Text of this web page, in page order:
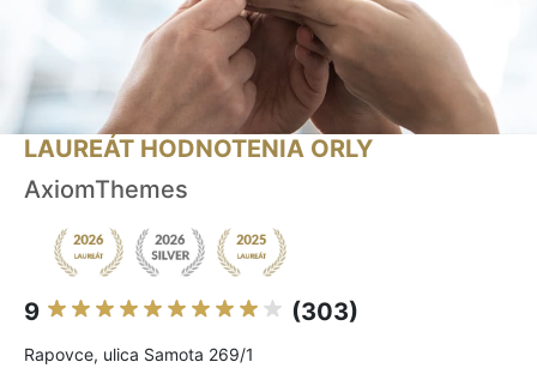
LAUREÁT HODNOTENIA ORLY
AxiomThemes
9 (303)
Rapovce, ulica Samota 269/1